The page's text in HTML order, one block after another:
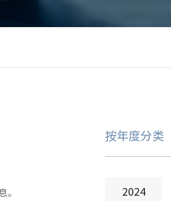
按年度分类
2024